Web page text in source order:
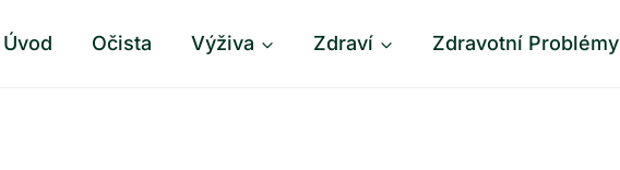
Úvod Očista Výživa Zdraví Zdravotní Problémy